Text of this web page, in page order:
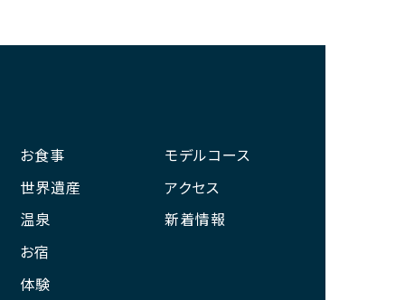
お食事
世界遺産
温泉
お宿
体験
モデルコース
アクセス
新着情報